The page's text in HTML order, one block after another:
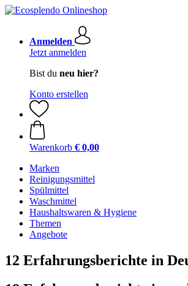
Anmelden
Jetzt anmelden
Bist du neu hier?
Konto erstellen
Warenkorb € 0,00
Marken
Reinigungsmittel
Spülmittel
Waschmittel
Haushaltswaren & Hygiene
Themen
Angebote
12 Erfahrungsberichte in